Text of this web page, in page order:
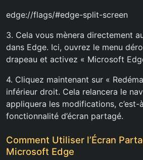
edge://flags/#edge-split-screen
3. Cela vous mènera directement
dans Edge. Ici, ouvrez le menu
drapeau et activez « Microsoft
4. Cliquez maintenant sur «
inférieur droit. Cela relancera le
appliquera les modifications,
fonctionnalité d’écran partagé.
Comment Utiliser l’Écran
Microsoft Edge